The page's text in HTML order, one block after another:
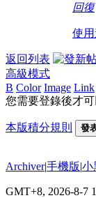
回復
使
返回列表
高級模式
B Color Image Link
您需要登錄後才
本版積分規則 發
Archiver|手機版|小
GMT+8, 2026-8-7